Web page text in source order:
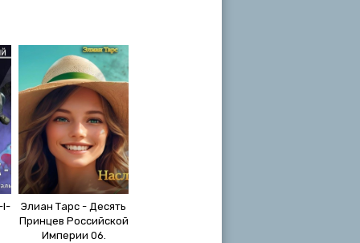
I-
Элиан Тарс - Десять
Принцев Российской
Империи 06.